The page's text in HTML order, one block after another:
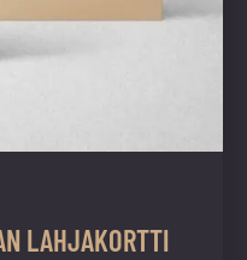
LAHJAKORTTI